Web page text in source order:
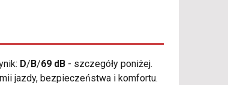
D/ B/69 dB - szczegóły poniżej.
jazdy, bezpieczeństwa i komfortu.